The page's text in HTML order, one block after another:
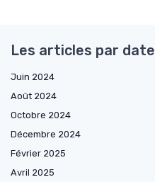
Les articles par date
Juin 2024
Août 2024
Octobre 2024
Décembre 2024
Février 2025
Avril 2025